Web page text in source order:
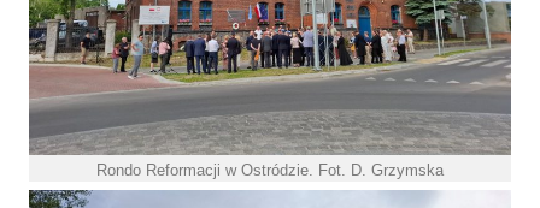
Rondo Reformacji w Ostródzie. Fot. D. Grzymska